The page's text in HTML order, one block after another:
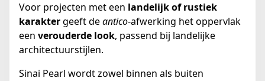
Voor projecten met een landelijk of rustiek
karaktergeeft deantico-afwerking het oppervlak
een verouderde look, passend bij landelijke
architectuurstijlen.
Sinai Pearl wordt zowel binnen als buiten